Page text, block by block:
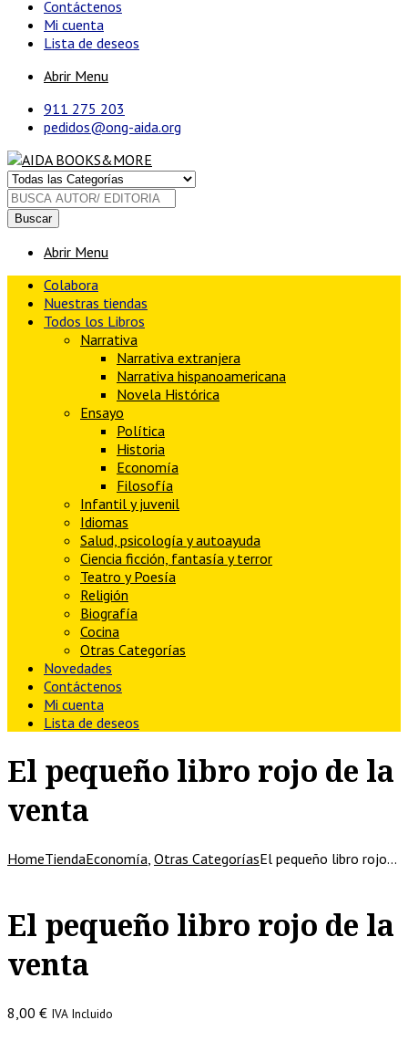
Contáctenos
Mi cuenta
Lista de deseos
Abrir Menu
911 275 203
pedidos@ong-aida.org
Buscar
Abrir Menu
Colabora
Nuestras tiendas
Todos los Libros
Narrativa
Narrativa extranjera
Narrativa hispanoamericana
Novela Histórica
Ensayo
Política
Historia
Economía
Filosofía
Infantil y juvenil
Idiomas
Salud, psicología y autoayuda
Ciencia ficción, fantasía y terror
Teatro y Poesía
Religión
Biografía
Cocina
Otras Categorías
Novedades
Contáctenos
Mi cuenta
Lista de deseos
El pequeño libro rojo de la
venta
HomeTiendaEconomía Otras CategoríasEl pequeño libro rojo…
El pequeño libro rojo de la
venta
8,00 € IVA Incluido